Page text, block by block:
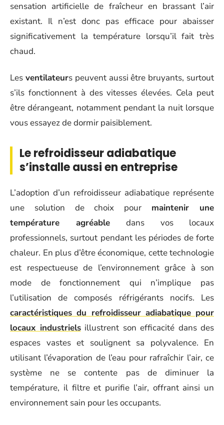
sensation artificielle de fraîcheur en brassant l’air
existant. Il n’est donc pas efficace pour abaisser
significativement la température lorsqu’il fait très
chaud.
Les ventilateurs peuvent aussi être bruyants, surtout
s’ils fonctionnent à des vitesses élevées. Cela peut
être dérangeant, notamment pendant la nuit lorsque
vous essayez de dormir paisiblement.
Le refroidisseur adiabatique
s’installe aussi en entreprise
L’adoption d’un refroidisseur adiabatique représente
une solution de choix pour maintenir une
température agréable dans vos locaux
professionnels, surtout pendant les périodes de forte
chaleur. En plus d’être économique, cette technologie
est respectueuse de l’environnement grâce à son
mode de fonctionnement qui n’implique pas
l’utilisation de composés réfrigérants nocifs. Les
caractéristiques du refroidisseur adiabatique pour
locaux industrielsillustrent son efficacité dans des
espaces vastes et soulignent sa polyvalence. En
utilisant l’évaporation de l’eau pour rafraîchir l’air, ce
système ne se contente pas de diminuer la
température, il filtre et purifie l’air, offrant ainsi un
environnement sain pour les occupants.